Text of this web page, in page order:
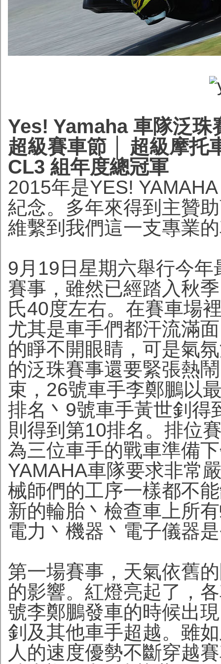
Yes! Yamaha 車隊泛
超級賽車節 │ 超級摩托
CL3 組年度總冠軍
2015年是YES!
紀念。多年來得到主贊
維繫到我們這一支專業
9月19日星期六舉行今
賽事，雖然已經踏入秋
氏40度左右。在賽車場
尤其是車手們都汗流滿
的睜不開眼睛，可是氣
的泛珠賽事還要緊張熱
束，26號車手李鄭鵬以
排名丶9號車手黃世釗得
則得到第10排名。排位
為三位車手的戰車準備
YAMAHA車隊要求非常
械師們的工序一樣都不
新的輪胎丶檢查車上所
電力丶機器丶電子儀器
第一場賽事，天氣依舊
的影響。紅燈亮起了，
號李鄭鵬發車的時候出
釗及其他車手超越。雖
人的速度優勢不斷穿越